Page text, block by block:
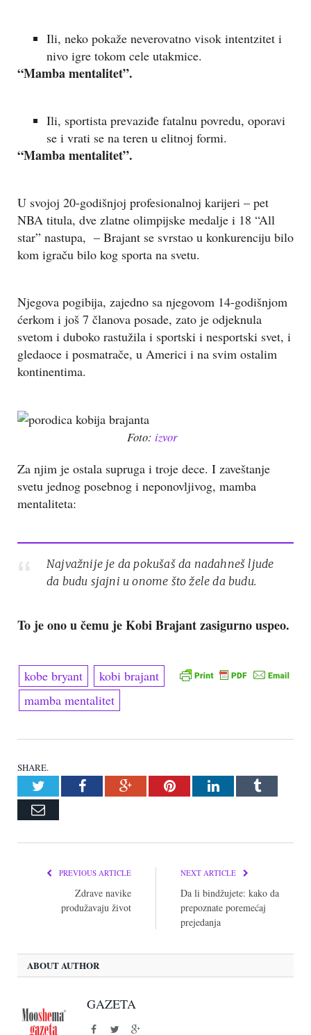
Ili, neko pokaže neverovatno visok intentzitet i
nivo igre tokom cele utakmice.
“Mamba mentalitet”.
Ili, sportista prevaziđe fatalnu povredu, oporavi
se i vrati se na teren u elitnoj formi.
“Mamba mentalitet”.
U svojoj 20-godišnjoj profesionalnoj karijeri – pet
NBA titula, dve zlatne olimpijske medalje i 18 “All
star” nastupa, – Brajant se svrstao u konkurenciju bilo
kom igraču bilo kog sporta na svetu.
Njegova pogibija, zajedno sa njegovom 14-godišnjom
ćerkom i još 7 članova posade, zato je odjeknula
svetom i duboko rastužila i sportski i nesportski svet, i
gledaoce i posmatrače, u Americi i na svim ostalim
kontinentima.
Foto: izvor
Za njim je ostala supruga i troje dece. I zaveštanje
svetu jednog posebnog i neponovljivog, mamba
mentaliteta:
Najvažnije je da pokušaš da nadahneš ljude
da budu sjajni u onome što žele da budu.
To je ono u čemu je Kobi Brajant zasigurno uspeo.
kobe bryant
kobi brajant
mamba mentalitet
SHARE.
TwitterFacebookGoogle+PinterestLinkedInTumblr
Email
PREVIOUS ARTICLE
Zdrave navike
produžavaju život
NEXT ARTICLE
Da li bindžujete: kako da
prepoznate poremećaj
prejedanja
ABOUT AUTHOR
GAZETA
Facebook
TwitterGoogle+